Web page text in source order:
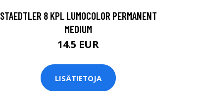
STAEDTLER 8 KPL LUMOCOLOR PERMANENT
MEDIUM
14.5 EUR
LISÄTIETOJA